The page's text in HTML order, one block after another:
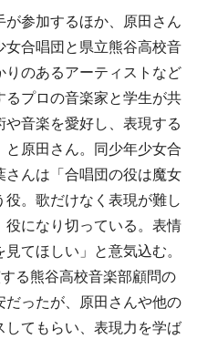
参加するほか、原田さん
合唱団と県立熊谷高校音
のあるアーティストなど
るプロの音楽家と学生が共
音楽を愛好し、表現する
原田さん。同少年少女合
んは「合唱団の役は魔女
。歌だけなく表現が難し
役になり切っている。表情
てほしい」と意気込む。
る熊谷高校音楽部顧問の
ったが、原田さんや他の
てもらい、表現力を学ば